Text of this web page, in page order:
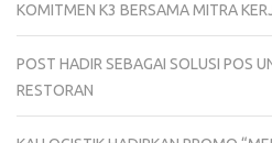
KOMITMEN K3 BERSAMA MITRA
POST HADIR SEBAGAI SOLUSI POS
RESTORAN